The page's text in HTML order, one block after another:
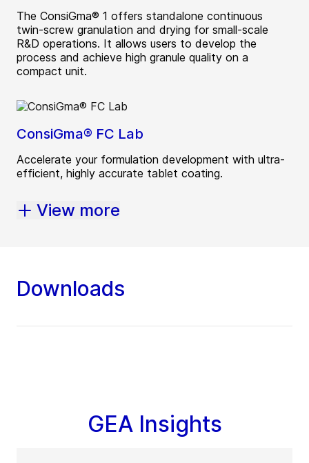
The ConsiGma® 1 offers standalone continuous
twin-screw granulation and drying for small-scale
R&D operations. It allows users to develop the
process and achieve high granule quality on a
compact unit.
ConsiGma® FC Lab
Accelerate your formulation development with ultra-
efficient, highly accurate tablet coating.
View more
Downloads
GEA Insights